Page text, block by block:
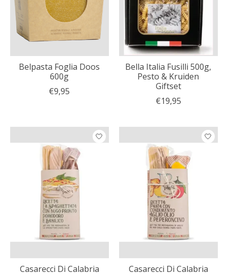
Belpasta Foglia Doos
600g
€9,95
Bella Italia Fusilli 500g,
Pesto & Kruiden
Giftset
€19,95
Casarecci Di Calabria
Casarecci Di Calabria